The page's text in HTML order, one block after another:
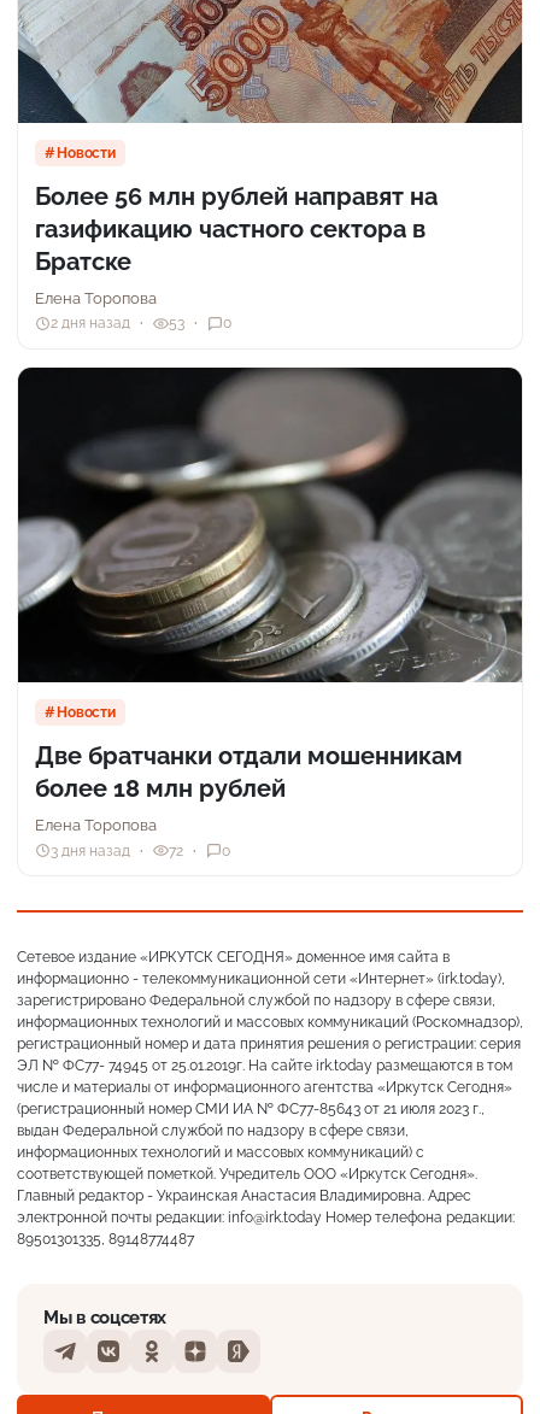
Новости
Более 56 млн рублей направят на
газификацию частного сектора в
Братске
Елена Торопова
2 дня назад 53 0
Новости
Две братчанки отдали мошенникам
более 18 млн рублей
Елена Торопова
3 дня назад 72 0
Сетевое издание «ИРКУТСК СЕГОДНЯ» доменное имя сайта в
информационно - телекоммуникационной сети «Интернет» (irk.today),
зарегистрировано Федеральной службой по надзору в сфере связи,
информационных технологий и массовых коммуникаций (Роскомнадзор),
регистрационный номер и дата принятия решения о регистрации: серия
ЭЛ № ФС77- 74945 от 25.01.2019г. На сайте irk.today размещаются в том
числе и материалы от информационного агентства «Иркутск Сегодня»
(регистрационный номер СМИ ИА № ФС77-85643 от 21 июля 2023 г.,
выдан Федеральной службой по надзору в сфере связи,
информационных технологий и массовых коммуникаций) с
соответствующей пометкой. Учредитель ООО «Иркутск Сегодня».
Главный редактор - Украинская Анастасия Владимировна. Адрес
электронной почты редакции: info@irk.today Номер телефона редакции:
89501301335, 89148774487
Мы в соцсетях
TelegramVKontakteOdnoklassniki
DzenYandex